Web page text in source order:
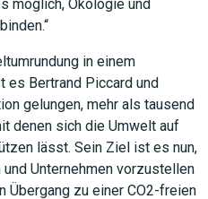
möglich, Ökologie und
in einem
es Bertrand Piccard und
gelungen, mehr als tausend
denen sich die Umwelt auf
lässt. Sein Ziel ist es nun,
Unternehmen vorzustellen
Übergang zu einer CO2-freien